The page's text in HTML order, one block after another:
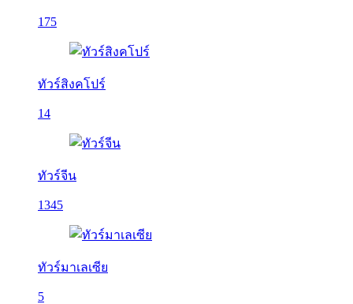
175
ทัวร์สิงคโปร์
14
ทัวร์จีน
1345
ทัวร์มาเลเซีย
5